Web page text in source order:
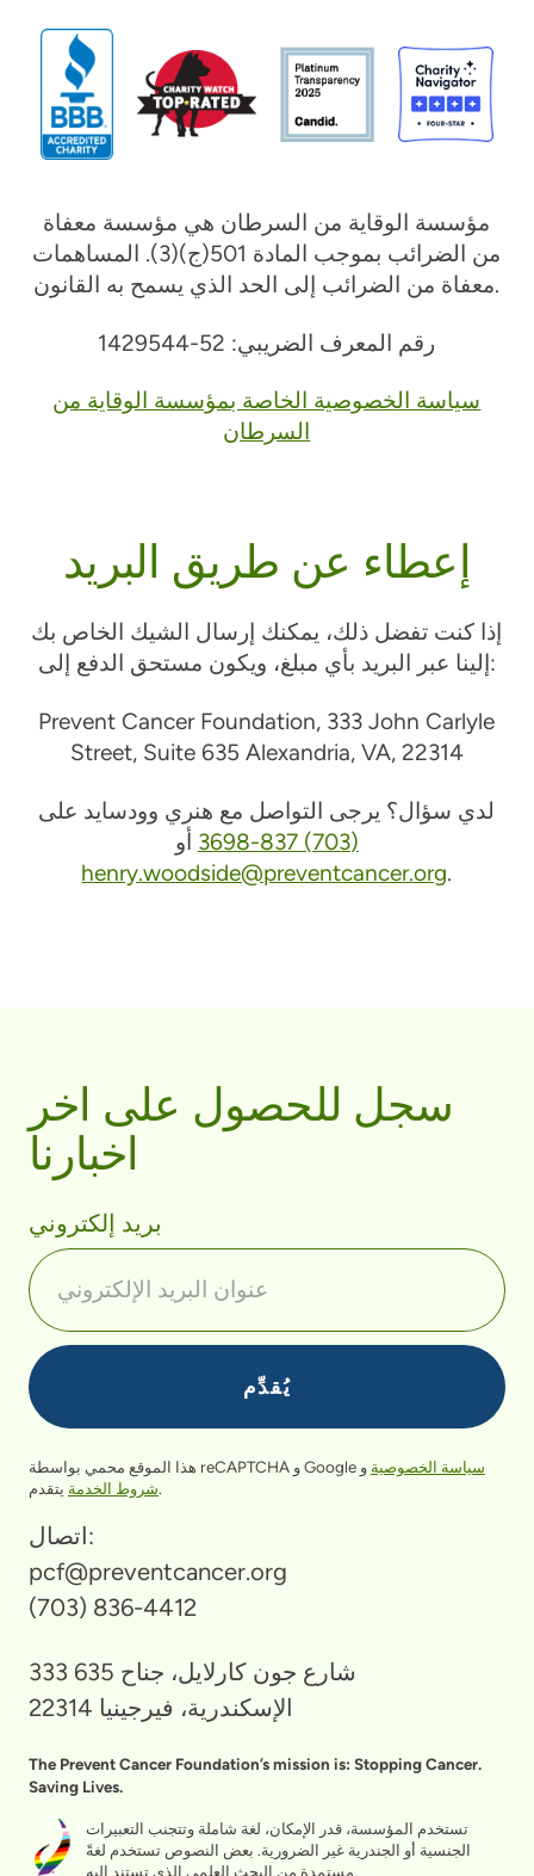
مؤسسة الوقاية من السرطان هي مؤسسة معفاة
من الضرائب بموجب المادة 501(ج)(3). المساهمات
معفاة من الضرائب إلى الحد الذي يسمح به القانون.
رقم المعرف الضريبي: 52-1429544
سياسة الخصوصية الخاصة بمؤسسة الوقاية من
السرطان
إعطاء عن طريق البريد
إذا كنت تفضل ذلك، يمكنك إرسال الشيك الخاص بك
إلينا عبر البريد بأي مبلغ، ويكون مستحق الدفع إلى:
Prevent Cancer Foundation, 333 John Carlyle
Street, Suite 635 Alexandria, VA, 22314
لدي سؤال؟ يرجى التواصل مع هنري وودسايد على
(703) 837-3698
أو
henry.woodside@preventcancer.org.
سجل للحصول على اخر
اخبارنا
بريد إلكتروني
هذا الموقع محمي بواسطة reCAPTCHA و Google سياسة الخصوصية و
شروط الخدمةيتقدم.
اتصال:
pcf@preventcancer.org
(703) 836-4412
333 شارع جون كارلايل، جناح 635
الإسكندرية، فيرجينيا 22314
The Prevent Cancer Foundation’s mission is: Stopping Cancer.
Saving Lives.
تستخدم المؤسسة، قدر الإمكان، لغة شاملة وتتجنب التعبيرات
الجنسية أو الجندرية غير الضرورية. بعض النصوص تستخدم لغةً
مستمدة من البحث العلمي الذي تستند إليه.